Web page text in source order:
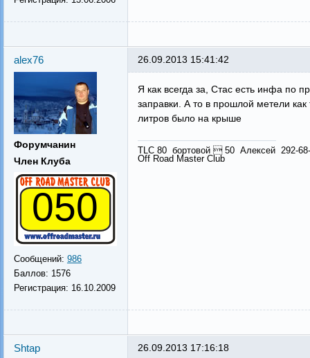
alex76
Форумчанин
Член Клуба
050
Сообщений: 986
Баллов: 1576
Регистрация: 16.10.2009
26.09.2013 15:41:42
Я как всегда за, Стас есть инфа по
заправки. А то в прошлой метели
литров было на крыше
TLC 80 бортовой  50 Алексей 292-
Off Road Master Club
Shtap 26.09.2013 17:16:18